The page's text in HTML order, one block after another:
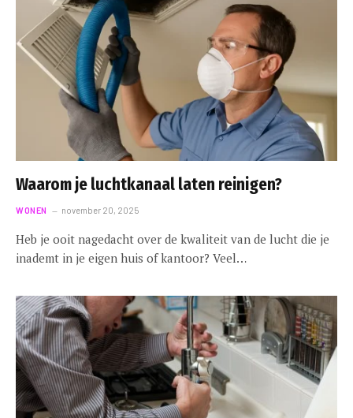
Waarom je luchtkanaal laten reinigen?
WONEN november 20, 2025
Heb je ooit nagedacht over de kwaliteit van de lucht die je
inademt in je eigen huis of kantoor? Veel…